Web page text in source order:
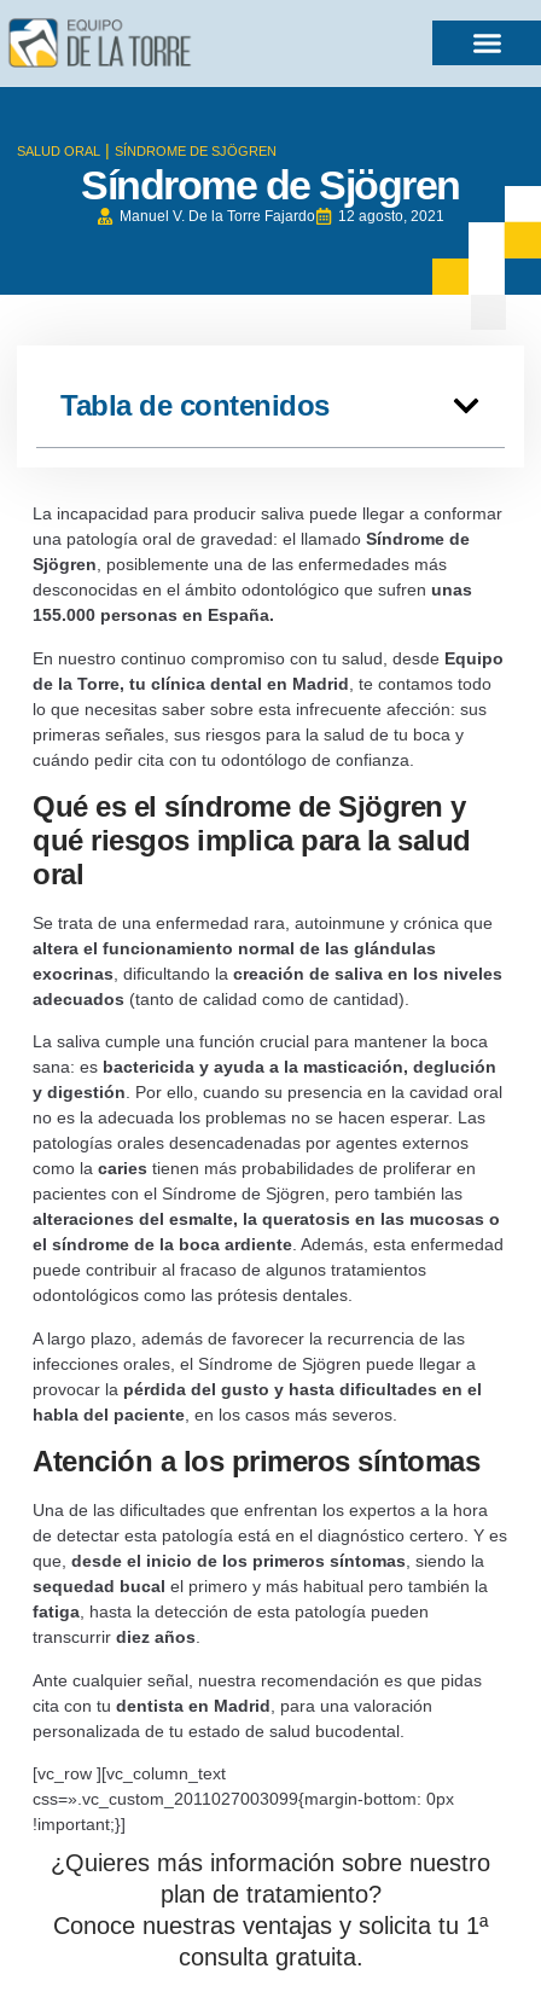
SALUD ORAL | SÍNDROME DE SJÖGREN
Síndrome de Sjögren
Manuel V. De la Torre Fajardo 12 agosto, 2021
Tabla de contenidos
La incapacidad para producir saliva puede llegar a conformar
una patología oral de gravedad: el llamadoSíndrome de
Sjögren, posiblemente una de las enfermedades más
desconocidas en el ámbito odontológico que sufrenunas
155.000 personas en España.
En nuestro continuo compromiso con tu salud, desde Equipo
de la Torre, tu clínica dental en Madrid , te contamos todo
lo que necesitas saber sobre esta infrecuente afección: sus
primeras señales, sus riesgos para la salud de tu boca y
cuándo pedir cita con tu odontólogo de confianza.
Qué es el síndrome de Sjögren y
qué riesgos implica para la salud
oral
Se trata de una enfermedad rara, autoinmune y crónica que
altera el funcionamiento normal de las glándulas
exocrinas , dificultando lacreación de saliva en los niveles
adecuados (tanto de calidad como de cantidad).
La saliva cumple una función crucial para mantener la boca
sana: es bactericida y ayuda a la masticación, deglución
y digestión. Por ello, cuando su presencia en la cavidad oral
no es la adecuada los problemas no se hacen esperar. Las
patologías orales desencadenadas por agentes externos
como lacaries tienen más probabilidades de proliferar en
pacientes con el Síndrome de Sjögren, pero también las
alteraciones del esmalte, la queratosis en las mucosas o
el síndrome de la boca ardiente. Además, esta enfermedad
puede contribuir al fracaso de algunos tratamientos
odontológicos como las prótesis dentales.
A largo plazo, además de favorecer la recurrencia de las
infecciones orales, el Síndrome de Sjögren puede llegar a
provocar la pérdida del gusto y hasta dificultades en el
habla del paciente , en los casos más severos.
Atención a los primeros síntomas
Una de las dificultades que enfrentan los expertos a la hora
de detectar esta patología está en el diagnóstico certero. Y es
que,desde el inicio de los primeros síntomas , siendo la
sequedad bucal el primero y más habitual pero también la
fatiga , hasta la detección de esta patología pueden
transcurrirdiez años
Ante cualquier señal, nuestra recomendación es que pidas
cita con tudentista en Madrid , para una valoración
personalizada de tu estado de salud bucodental.
[vc_row ][vc_column_text
css=».vc_custom_2011027003099{margin-bottom: 0px
!important;}]
¿Quieres más información sobre nuestro
plan de tratamiento?
Conoce nuestras ventajas y solicita tu 1ª
consulta gratuita.